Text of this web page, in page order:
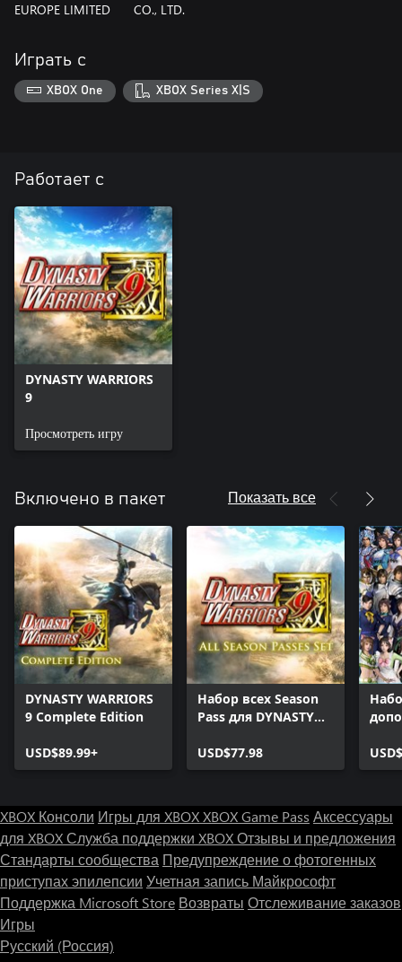
EUROPE LIMITED
CO., LTD.
Играть с
XBOX One XBOX Series X|S
Работает с
DYNASTY WARRIORS
9
Просмотреть игру
Включено в пакет Показать все
DYNASTY WARRIORS
9 Complete Edition
USD$89.99+
Набор всех Season
Pass для DYNASTY
USD$77.98
9
XBOX Консоли Игры для XBOXXBOX Game Pass Аксессуары
для XBOXСлужба поддержки XBOXОтзывы и предложения
Стандарты сообщества Предупреждение о фотогенных
приступах эпилепсии Учетная запись Майкрософт
Поддержка Microsoft Store Возвраты Отслеживание заказов
Игры
Русский (Россия)